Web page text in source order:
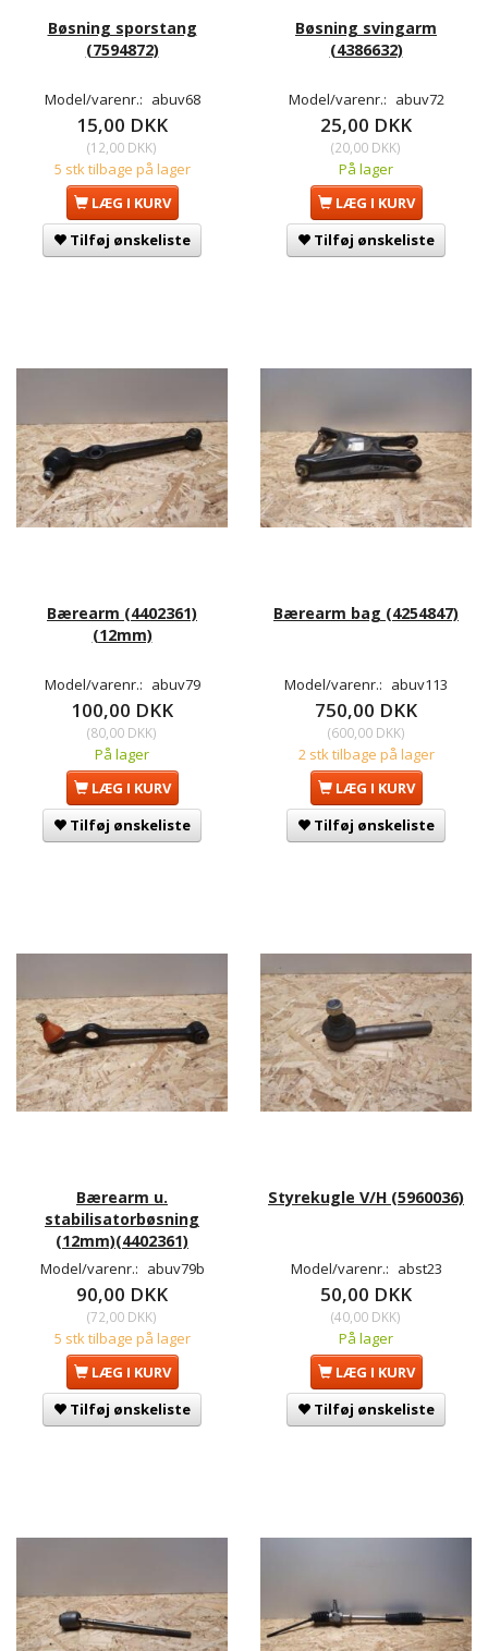
Bøsning sporstang
(7594872)
Model/varenr.: abuv68
15,00 DKK
(12,00 DKK)
5 stk tilbage på lager
LÆG I KURV
Tilføj ønskeliste
Bøsning svingarm
(4386632)
Model/varenr.: abuv72
25,00 DKK
(20,00 DKK)
På lager
LÆG I KURV
Tilføj ønskeliste
Bærearm (4402361)
(12mm)
Model/varenr.: abuv79
100,00 DKK
(80,00 DKK)
På lager
LÆG I KURV
Tilføj ønskeliste
Bærearm bag (4254847)
Model/varenr.: abuv113
750,00 DKK
(600,00 DKK)
2 stk tilbage på lager
LÆG I KURV
Tilføj ønskeliste
Bærearm u.
stabilisatorbøsning
(12mm)(4402361)
Model/varenr.: abuv79b
90,00 DKK
(72,00 DKK)
5 stk tilbage på lager
LÆG I KURV
Tilføj ønskeliste
Styrekugle V/H (5960036)
Model/varenr.: abst23
50,00 DKK
(40,00 DKK)
På lager
LÆG I KURV
Tilføj ønskeliste